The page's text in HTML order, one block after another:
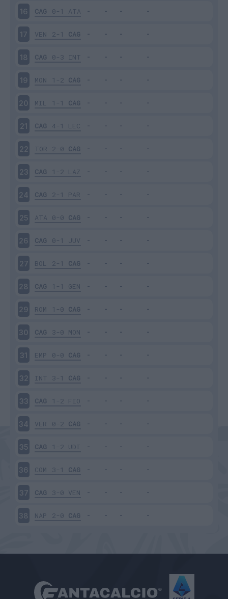
16 CAG 0-1 ATA
17 VEN 2-1 CAG
18 CAG 0-3 INT
19 MON 1-2 CAG
20 MIL 1-1 CAG
21 CAG 4-1 LEC
22 TOR 2-0 CAG
23 CAG 1-2 LAZ
24 CAG 2-1 PAR
25 ATA 0-0 CAG
26 CAG 0-1 JUV
27 BOL 2-1 CAG
28 CAG 1-1 GEN
29 ROM 1-0 CAG
30 CAG 3-0 MON
31 EMP 0-0 CAG
32 INT 3-1 CAG
33 CAG 1-2 FIO
34 VER 0-2 CAG
35 CAG 1-2 UDI
36 COM 3-1 CAG
37 CAG 3-0 VEN
38 NAP 2-0 CAG